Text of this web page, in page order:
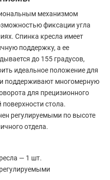
механизмом
фиксации угла
Спинка кресла имеет
поддержку, а ее
до 155 градусов,
идеальное положение для
поддерживают многомерную
для прецизионного
стола.
регулируемыми по высоте
отдела.
— 1 шт.